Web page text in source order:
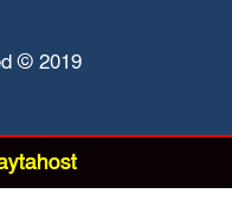
© 2019